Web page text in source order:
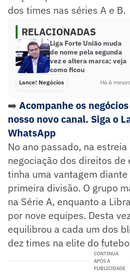
dos times nas séries A e B.
RELACIONADAS
Liga Forte União muda
de nome pela segunda
vez e altera marca; veja
como ficou
Lance! Negócios Há 6 meses
➡️ Acompanhe os
nosso novo canal. Siga o
WhatsApp
No ano passado, na
negociação dos direitos de
tinha uma vantagem diante
primeira divisão. O grupo
na Série A, enquanto a
por nove equipes. Desta
equilibrou a cada um dos
dez times na elite do
CONTINUA
APÓS A
PUBLICIDADE